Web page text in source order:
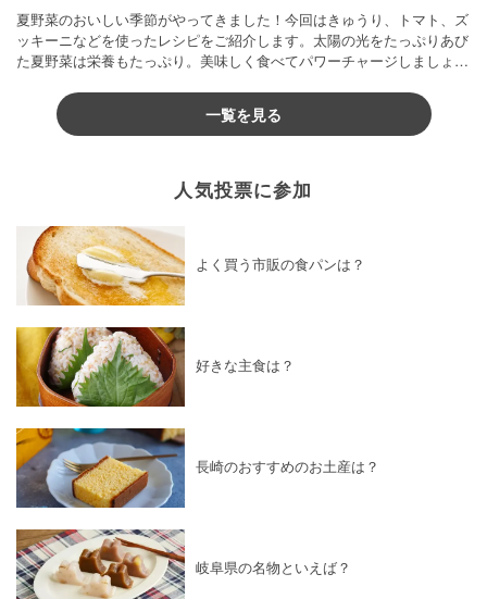
夏野菜のおいしい季節がやってきました！今回はきゅうり、トマト、ズ
ッキーニなどを使ったレシピをご紹介します。太陽の光をたっぷりあび
た夏野菜は栄養もたっぷり。美味しく食べてパワーチャージしましょう
一覧を見る
人気投票に参加
よく買う市販の食パンは？
好きな主食は？
長崎のおすすめのお土産は？
岐阜県の名物といえば？